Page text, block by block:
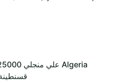
علي منجلي 25000 قسنطينة Algeria
قسنطينة